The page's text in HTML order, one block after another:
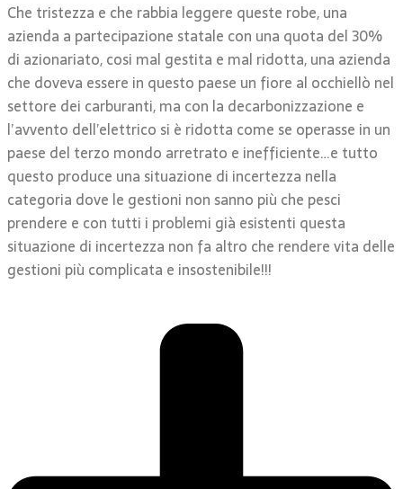
Che tristezza e che rabbia leggere queste robe, una
azienda a partecipazione statale con una quota del 30%
di azionariato, cosi mal gestita e mal ridotta, una azienda
che doveva essere in questo paese un fiore al occhiellò nel
settore dei carburanti, ma con la decarbonizzazione e
l’avvento dell’elettrico si è ridotta come se operasse in un
paese del terzo mondo arretrato e inefficiente…e tutto
questo produce una situazione di incertezza nella
categoria dove le gestioni non sanno più che pesci
prendere e con tutti i problemi già esistenti questa
situazione di incertezza non fa altro che rendere vita delle
gestioni più complicata e insostenibile!!!